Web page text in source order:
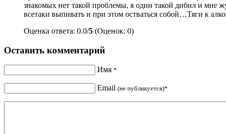
знакомых нет такой проблемы, я один такой дибил и мне
всетаки выпивать и при этом остваться собой…Тяги к
Оценка ответа: 0.0/5 (Оценок: 0)
Оставить комментарий
Имя *
Email (не публикуется)*